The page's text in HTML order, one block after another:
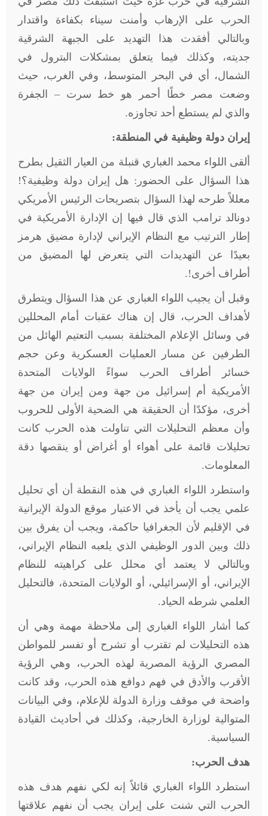
الحرب على الإرهاب وأمنت سيناء بكفاءة واقتدار
وبالتالي أفقدت هذا التهديد على الجبهة الشرقية
جديته، وكذلك فيما يتعلق بمشكلات البترول في
الشمال، أي في البحر المتوسط، وفي الغرب، حيث
وضعت مصر خطًا أحمر هو خط سرت – الجفرة
والذي لم يستطع أحد تجاوزه.
إيران دولة وظيفية في المنطقة:
ألقى اللواء محمد الغباري قنبلة من العيار الثقيل بطرح
هذا السؤال على الحضور: هل إيران دولة وظيفية؟!
معللاً طرحه لهذا السؤال بتصريحات الرئيس الأمريكي
دونالد ترامب الذي قال فيها إن الإدارة الأمريكية في
إطار الترتيب مع النظام الإيراني لإدارة مضيق هرمز
بعيدًا عن التهديدات التي يتعرض لها المضيق من
أطراف أخرى.!
وقبل أن يجيب اللواء الغباري عن هذا السؤال ويتطرق
لأهداف الحرب، قال إن هناك عقبات أمام المحللين
في وسائل الإعلام المختلفة بسبب التعتيم الهائل من
الطرفين عن مسار العمليات العسكرية وعن حجم
خسائر أطراف الحرب سواءً الولايات المتحدة
الأمريكية أم إسرائيل من جهة ومن إيران من جهة
أخرى، مؤكدًا أن الحقيقة هي الضحية الأولى للحروب
وأن معظم التحليلات التي تناولت هذه الحرب كانت
تحليلات قائمة على أهواء أو أغراض أو ينقصها دقة
المعلومات.
واستطرد اللواء الغباري في هذه النقطة أن أي تحليل
علمي يجب أن يأخذ في الاعتبار موقع الدولة الإيرانية
في الإقليم لأن الجغرافيا حاكمة، ويجب أن يفرق بين
ذلك وبين الدور الوظيفي الذي يلعبه النظام الإيراني،
وبالتالي لا يعتمد أي محلل على كراهيته للنظام
الإيراني، أو الإسرائيلي، أو الولايات المتحدة، فالتحليل
العلمي شرطه الحياد.
كما أشار اللواء الغباري إلى ملاحظة مهمة وهي أن
هذه التحليلات لم تقترب أو تشرح أو تفسر للمواطن
المصري الرؤية المصرية لهذه الحرب، وهي الرؤية
الأقرب والأدق في فهم دوافع هذه الحرب، وقد كانت
واضحة في موقف وزارة الدولة للإعلام، وفي البيانات
المتوالية لوزارة الخارجية، وكذلك في أحاديث القيادة
السياسية.
هدف الحرب:
استطرد اللواء الغباري قائلاً إنه لكي نفهم هدف هذه
الحرب التي شنت على إيران يجب أن نفهم علاقتها